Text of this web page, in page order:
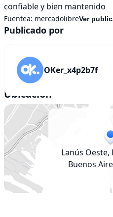
confiable y bien mantenido
Fuentea: mercadolibreVer
Publicado por
OKer_x4p2b7f
Ubicación
Lanús Oeste,
Buenos